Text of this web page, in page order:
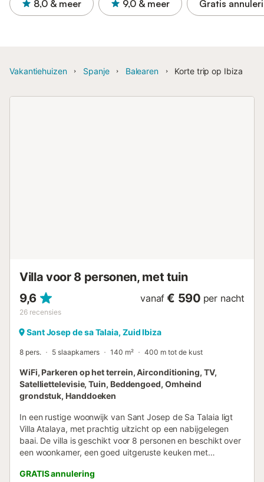
8,0 & meer 9,0 & meer Gratis
Vakantiehuizen Spanje Balearen Korte trip op Ibiza
Villa voor 8 personen, met tuin
9,6
26 recensies
vanaf € 590 per nacht
Sant Josep de sa Talaia, Zuid Ibiza
8 pers. 5 slaapkamers 140 m² 400 m tot de kust
WiFi, Parkeren op het terrein, Airconditioning, TV,
Satelliettelevisie, Tuin, Beddengoed, Omheind
grondstuk, Handdoeken
In een rustige woonwijk van Sant Josep de Sa Talaia ligt
Villa Atalaya, met prachtig uitzicht op een nabijgelegen
baai. De villa is geschikt voor 8 personen en beschikt over
een woonkamer, een goed uitgeruste keuken met
voorzieningen behoren WLAN, airconditioning, satelliet-tv,
GRATIS annulering